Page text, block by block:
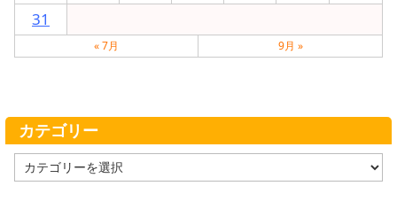
31
« 7月 9月 »
カテゴリー
テ